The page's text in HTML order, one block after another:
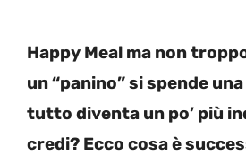
Happy Meal ma non
un “panino” si spende
tutto diventa un po’ più
credi? Ecco cosa è